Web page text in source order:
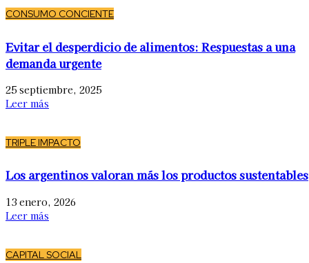
CONSUMO CONCIENTE
Evitar el desperdicio de alimentos: Respuestas a una
demanda urgente
25 septiembre, 2025
Leer más
TRIPLE IMPACTO
Los argentinos valoran más los productos sustentables
13 enero, 2026
Leer más
CAPITAL SOCIAL